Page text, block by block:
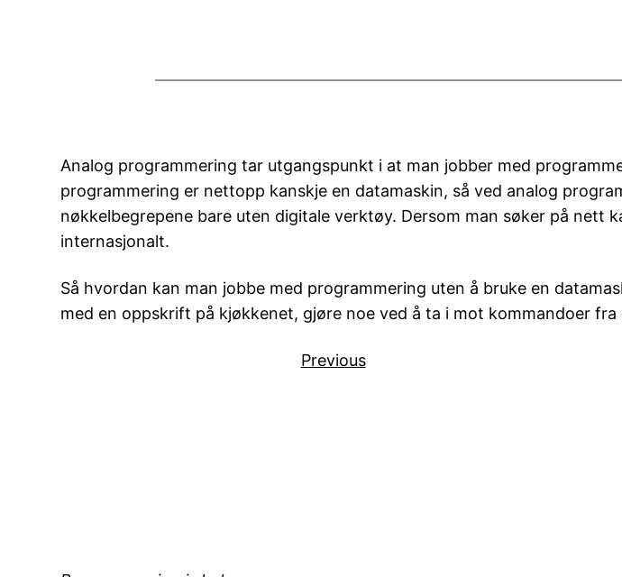
Analog programmering tar utgangspunkt i at man jobber med
programmering er nettopp kanskje en datamaskin, så ved analog
nøkkelbegrepene bare uten digitale verktøy. Dersom man søker på nett
internasjonalt.
Så hvordan kan man jobbe med programmering uten å bruke en
med en oppskrift på kjøkkenet, gjøre noe ved å ta i mot kommandoer fra
Previous